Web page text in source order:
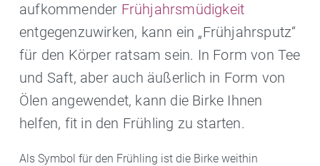
aufkommender Frühjahrsmüdigkeit
entgegenzuwirken, kann ein „Frühjahrsputz“
für den Körper ratsam sein. In Form von Tee
und Saft, aber auch äußerlich in Form von
Ölen angewendet, kann die Birke Ihnen
helfen, fit in den Frühling zu starten.
Als Symbol für den Frühling ist die Birke weithin